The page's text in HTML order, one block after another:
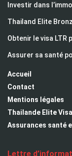
Investir dans
Thailand Elite
Obtenir le visa LTR
Assurer sa santé
Accueil
Contact
Mentions légales
Thailande Elite Visa
Assurances santé
Lettre